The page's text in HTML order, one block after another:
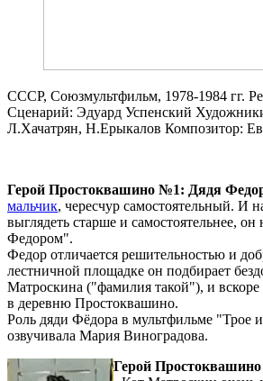
СССР, Союзмультфильм, 1978-1984 гг.
Сценарий: Эдуард Успенский
Л.Хачатрян, Н.Ерыкалов Композитор:
Герой Простоквашино №1: Дядя
мальчик, чересчур самостоятельный. И
выглядеть старше и самостоятельнее, он
Федором".
Федор отличается решительностью и
лестничной площадке он подбирает
Матроскина ("фамилия такой"), и вскоре
в деревню Простоквашино.
Роль дяди Фёдора в мультфильме "Трое
озвучивала Мария Виноградова.
Герой